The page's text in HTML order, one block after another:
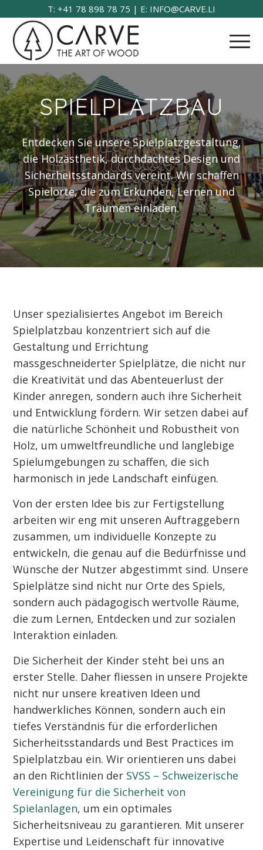
T: +41 78 898 78 75 | E: INFO@CARVE.LI
SPIELPLATZBAU
Entdecken Sie unsere Spielplatzgestaltung,
die Holzästhetik, durchdachtes Design und
Sicherheitsstandards vereint. Wir schaffen
Spielorte, die zum Erkunden, Lernen und
Träumen einladen.
Unser spezialisiertes Angebot im Bereich
Spielplatzbau konzentriert sich auf die
Gestaltung und Errichtung
massgeschneiderter Spielplätze, die nicht nur
die Kreativität und das Abenteuerlust der
Kinder anregen, sondern auch ihre Sicherheit
und Entwicklung fördern. Wir setzen dabei auf
die natürliche Schönheit und Robustheit von
Holz, um umweltfreundliche und langlebige
Spielumgebungen zu schaffen, die sich
harmonisch in jede Landschaft einfügen.
Von der ersten Idee bis zur Fertigstellung
arbeiten wir eng mit unseren Auftraggebern
zusammen, um individuelle Konzepte zu
entwickeln, die genau auf die Bedürfnisse und
Wünsche der Nutzer abgestimmt sind. Unsere
Spielplätze sind nicht nur Orte des Spiels,
sondern auch pädagogisch wertvolle Räume,
die zum Lernen, Entdecken und zur sozialen
Interaktion einladen.
Die Sicherheit der Kinder steht bei uns an
erster Stelle. Daher fliessen in unsere Projekte
nicht nur unsere kreativen Ideen und
handwerkliches Können, sondern auch ein
tiefes Verständnis für die erforderlichen
Sicherheitsstandards und Best Practices im
Spielplatzbau ein. Wir orientieren uns dabei
an den Richtlinien der SVSS – Schweizerische
Vereinigung für die Sicherheit von
Spielanlagen, um ein optimales
Sicherheitsniveau zu garantieren. Mit unserer
Expertise und Leidenschaft für innovative